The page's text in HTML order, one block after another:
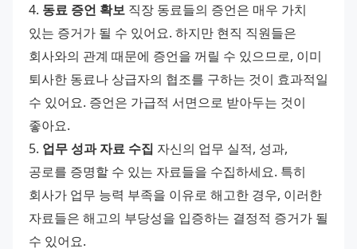
4. 동료 증언 확보 직장 동료들의 증언은 매우 가치
있는 증거가 될 수 있어요. 하지만 현직 직원들은
회사와의 관계 때문에 증언을 꺼릴 수 있으므로, 이미
퇴사한 동료나 상급자의 협조를 구하는 것이 효과적일
수 있어요. 증언은 가급적 서면으로 받아두는 것이
좋아요.
5. 업무 성과 자료 수집 자신의 업무 실적, 성과,
공로를 증명할 수 있는 자료들을 수집하세요. 특히
회사가 업무 능력 부족을 이유로 해고한 경우, 이러한
자료들은 해고의 부당성을 입증하는 결정적 증거가 될
수 있어요.